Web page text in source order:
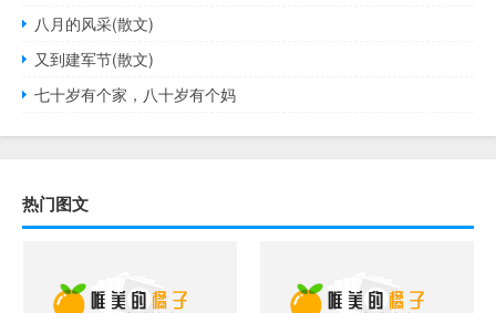
八月的风采(散文)
又到建军节(散文)
七十岁有个家，八十岁有个妈
热门图文